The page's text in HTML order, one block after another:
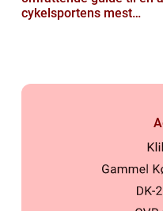
cykelsportens mest